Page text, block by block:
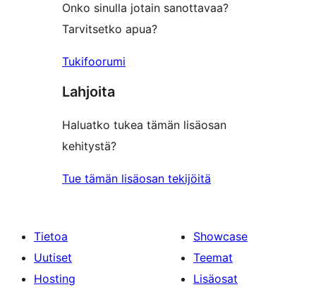
Onko sinulla jotain sanottavaa?
Tarvitsetko apua?
Tukifoorumi
Lahjoita
Haluatko tukea tämän lisäosan
kehitystä?
Tue tämän lisäosan tekijöitä
Tietoa
Uutiset
Hosting
Showcase
Teemat
Lisäosat